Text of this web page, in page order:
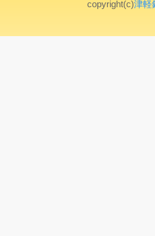
copyright(c)津軽